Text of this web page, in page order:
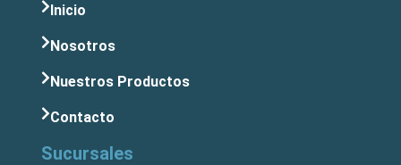
Inicio
Nosotros
Nuestros Productos
Contacto
Sucursales